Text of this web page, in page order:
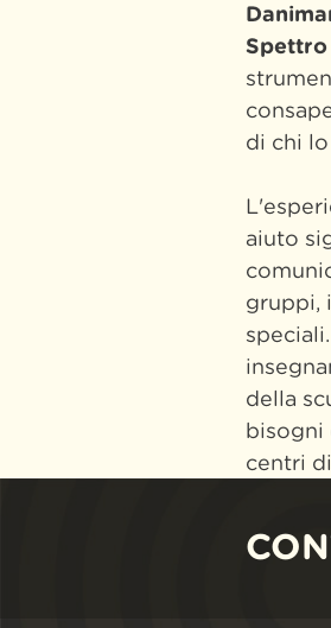
di chi
aiuto
gruppi,
della
bisogni
centri